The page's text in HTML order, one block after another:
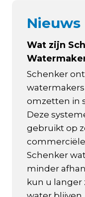
Nieuws
Wat zijn
Schenker
omzetten in
Deze
gebruikt op
Schenker
minder
kun u